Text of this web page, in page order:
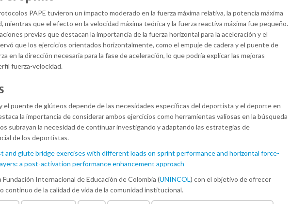
PAPE tuvieron un impacto moderado en la fuerza máxima relativa, la potencia máxima
que el efecto en la velocidad máxima teórica y la fuerza reactiva máxima fue pequeño.
previas que destacan la importancia de la fuerza horizontal para la aceleración y el
que los ejercicios orientados horizontalmente, como el empuje de cadera y el puente de
en la dirección necesaria para la fase de aceleración, lo que podría explicar las mejoras
fuerza-velocidad.
el puente de glúteos depende de las necesidades específicas del deportista y el deporte en
la importancia de considerar ambos ejercicios como herramientas valiosas en la búsqueda
subrayan la necesidad de continuar investigando y adaptando las estrategias de
de los deportistas.
glute bridge exercises with different loads on sprint performance and horizontal force-
a post-activation performance enhancement approach
Fundación Internacional de Educación de Colombia (UNINCOL) con el objetivo de ofrecer
continuo de la calidad de vida de la comunidad institucional.